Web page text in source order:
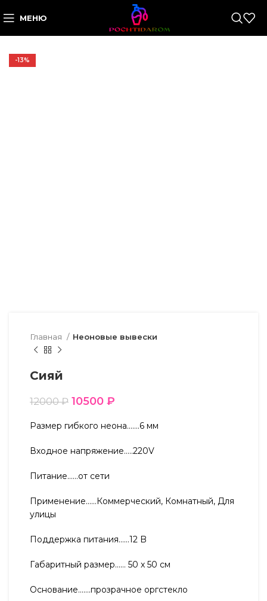
МЕНЮ
-13%
Главная Неоновые вывески
Сияй
12000₽ 10500 ₽
Размер гибкого неона…….6 мм
Входное напряжение…..220V
Питание……от сети
Применение……Коммерческий, Комнатный, Для
улицы
Поддержка питания……12 B
Габаритный размер…… 50 x 50 см
Основание…….прозрачное оргстекло